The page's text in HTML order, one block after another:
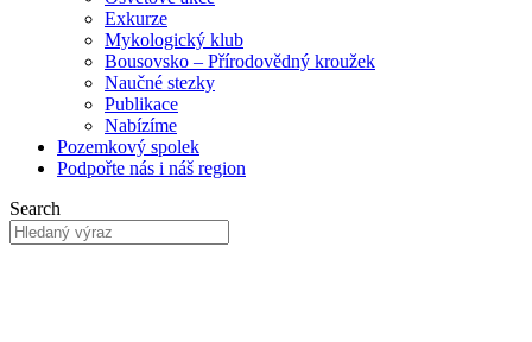
Exkurze
Mykologický klub
Bousovsko – Přírodovědný kroužek
Naučné stezky
Publikace
Nabízíme
Pozemkový spolek
Podpořte nás i náš region
Search